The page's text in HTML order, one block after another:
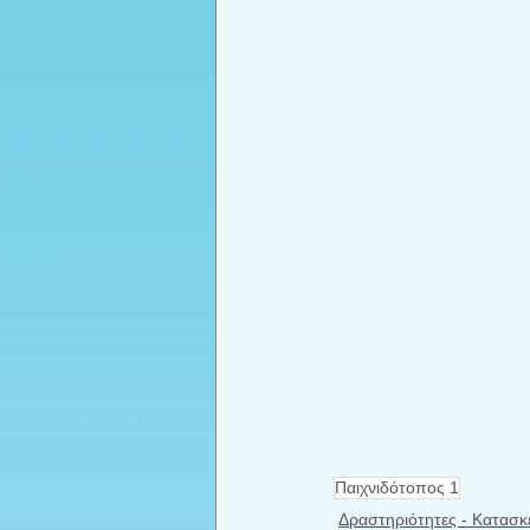
Παιχνιδότοπος 1
Δραστηριότητες -